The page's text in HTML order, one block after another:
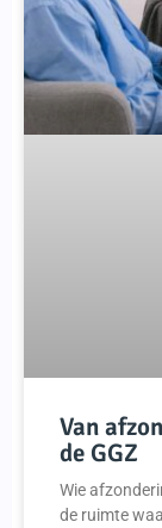
Van
de GGZ
Wie
de ruimte